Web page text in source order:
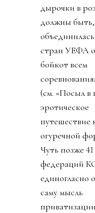
дырочки в
должны быть,
стран УЕФА
бойкот всем
(см. «Посыл в
эротическое
путешествие
огуречной
Чуть позже 41
федераций
единогласно
саму мысль